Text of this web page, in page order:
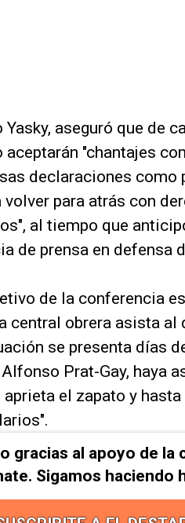
aseguró que de
"chantajes
declaraciones como
para atrás con
al tiempo que
de prensa en defensa
de la conferencia
central obrera asista
se presenta días
Prat-Gay, haya
el zapato y
gracias al apoyo de la
Sigamos haciendo